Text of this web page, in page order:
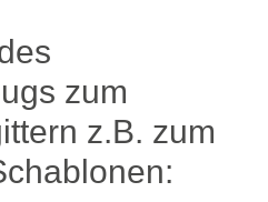
zum
z.B. zum